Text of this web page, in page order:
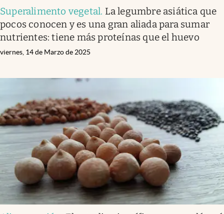
Superalimento vegetal. La legumbre asiática que
pocos conocen y es una gran aliada para sumar
nutrientes: tiene más proteínas que el huevo
viernes, 14 de Marzo de 2025